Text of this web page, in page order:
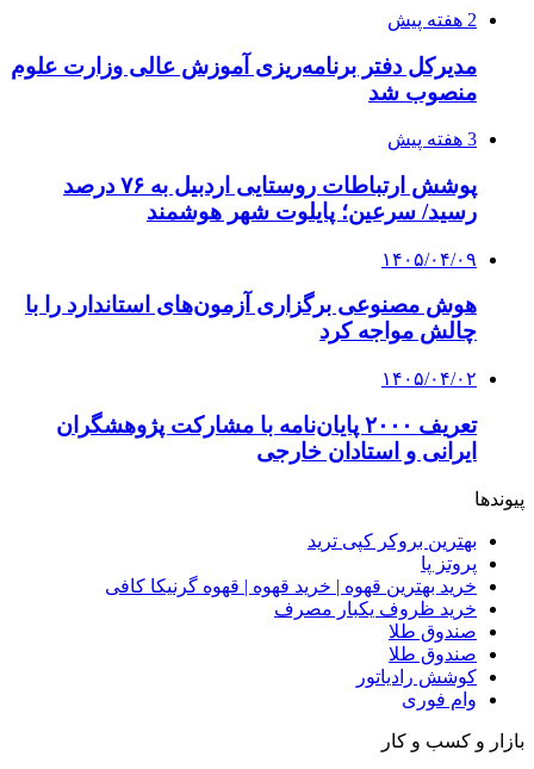
2 هفته پیش
مدیرکل دفتر برنامه‌ریزی آموزش عالی وزارت علوم
منصوب شد
3 هفته پیش
پوشش ارتباطات روستایی اردبیل به ۷۶ درصد
رسید/ سرعین؛ پایلوت شهر هوشمند
۱۴۰۵/۰۴/۰۹
هوش مصنوعی برگزاری آزمون‌های استاندارد را با
چالش مواجه کرد
۱۴۰۵/۰۴/۰۲
تعریف ۲۰۰۰ پایان‌نامه با مشارکت پژوهشگران
ایرانی و استادان خارجی
پیوندها
بهترین بروکر کپی ترید
پروتز پا
خرید بهترین قهوه | خرید قهوه | قهوه گرنیکا کافی
خرید ظروف یکبار مصرف
صندوق طلا
صندوق طلا
کوشش رادیاتور
وام فوری
بازار و کسب و کار